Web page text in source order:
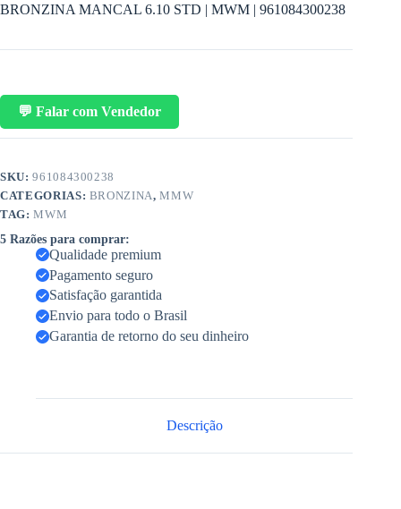
BRONZINA MANCAL 6.10 STD | MWM | 961084300238
💬 Falar com Vendedor
SKU:961084300238
CATEGORIAS: BRONZINA,MMW
TAG:MWM
5 Razões para comprar:
Qualidade premium
Pagamento seguro
Satisfação garantida
Envio para todo o Brasil
Garantia de retorno do seu dinheiro
Descrição